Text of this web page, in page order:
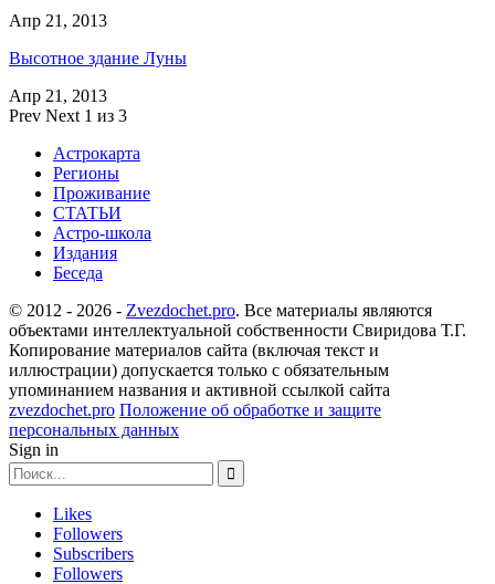
Апр 21, 2013
Высотное здание Луны
Апр 21, 2013
Prev Next 1 из 3
Астрокарта
Регионы
Проживание
СТАТЬИ
Астро-школа
Издания
Беседа
© 2012 - 2026 - Zvezdochet.pro. Все материалы являются
объектами интеллектуальной собственности Свиридова Т.Г.
Копирование материалов сайта (включая текст и
иллюстрации) допускается только с обязательным
упоминанием названия и активной ссылкой сайта
zvezdochet.pro Положение об обработке и защите
персональных данных
Sign in
Likes
Followers
Subscribers
Followers